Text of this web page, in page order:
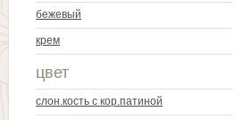
бежевый
крем
цвет
слон.кость с кор.патиной